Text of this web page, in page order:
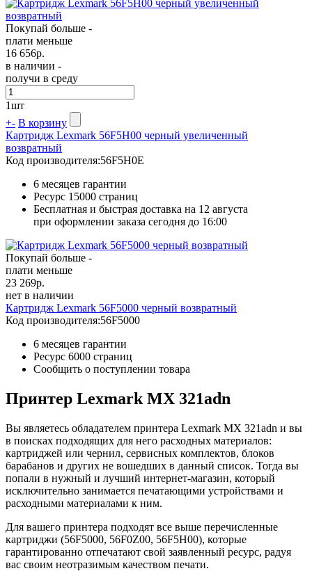
Покупай больше -
плати меньше
16 656р.
в наличии -
получи в среду
1шт
+- В корзину
Картридж Lexmark 56F5H00 черный увеличенный
возвратный
Код производителя:56F5H0E
6 месяцев гарантии
Ресурс 15000 страниц
Бесплатная и быстрая доставка на 12 августа
при оформлении заказа сегодня до 16:00
Покупай больше -
плати меньше
23 269р.
нет в наличии
Картридж Lexmark 56F5000 черный возвратный
Код производителя:56F5000
6 месяцев гарантии
Ресурс 6000 страниц
Сообщить о поступлении товара
Принтер Lexmark MX 321adn
Вы являетесь обладателем принтера Lexmark MX 321adn и вы
в поисках подходящих для него расходных материалов:
картриджей или чернил, сервисных комплектов, блоков
барабанов и других не вошедших в данный список. Тогда вы
попали в нужный и лучший интернет-магазин, который
исключительно занимается печатающими устройствами и
расходными материалами к ним.
Для вашего принтера подходят все выше перечисленные
картриджи (56F5000, 56F0Z00, 56F5H00), которые
гарантированно отпечатают свой заявленный ресурс, радуя
вас своим неотразимым качеством печати.